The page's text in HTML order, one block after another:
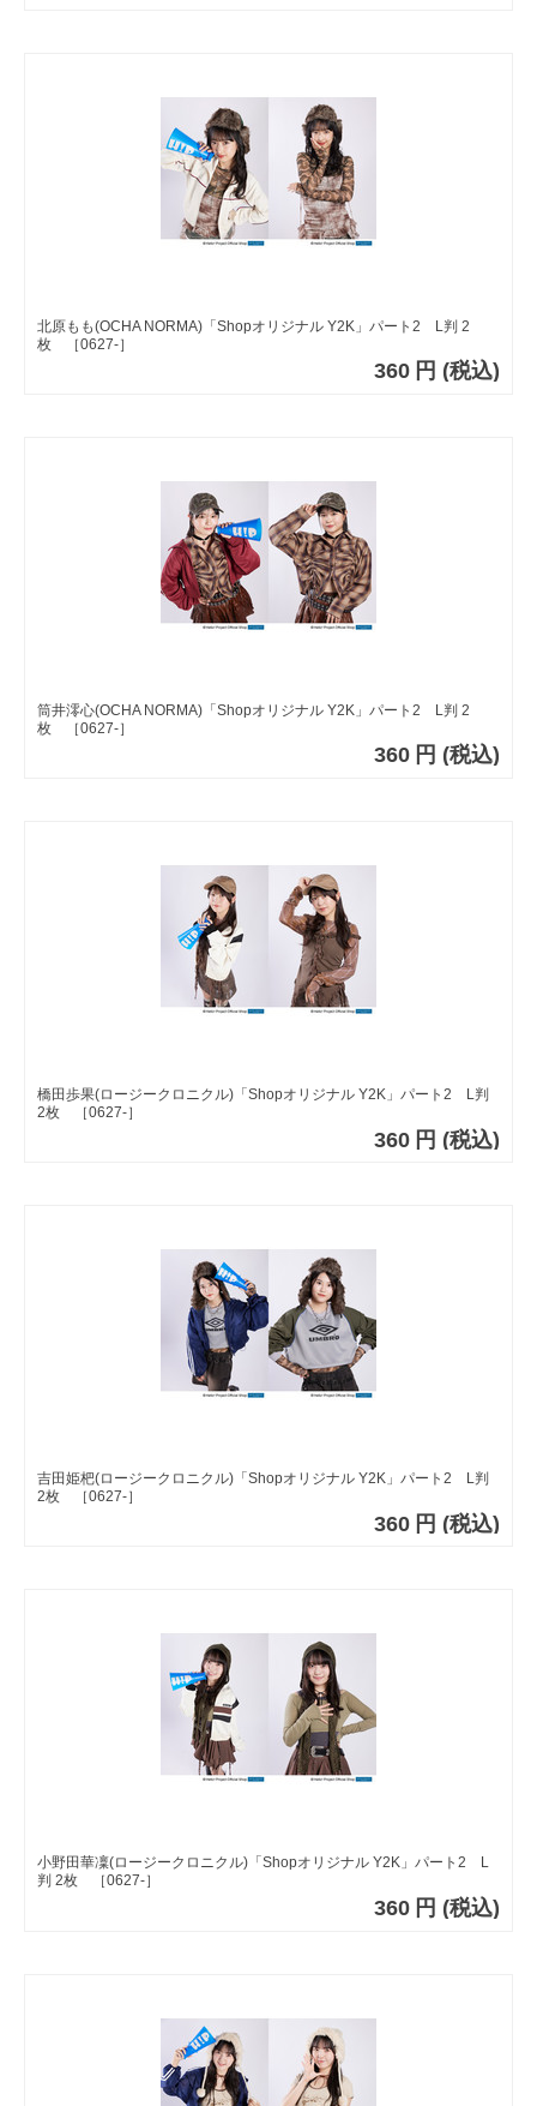
北原もも(OCHA NORMA)「Shopオリジナル Y2K」パート2 L判 2
枚 ［0627-］
360 円 (税込)
筒井澪心(OCHA NORMA)「Shopオリジナル Y2K」パート2 L判 2
枚 ［0627-］
360 円 (税込)
橋田歩果(ロージークロニクル)「Shopオリジナル Y2K」パート2 L判
2枚 ［0627-］
360 円 (税込)
吉田姫杷(ロージークロニクル)「Shopオリジナル Y2K」パート2 L判
2枚 ［0627-］
360 円 (税込)
小野田華凜(ロージークロニクル)「Shopオリジナル Y2K」パート2 L
判 2枚 ［0627-］
360 円 (税込)